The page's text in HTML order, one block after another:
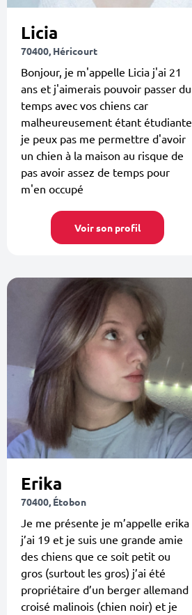
Licia
70400, Héricourt
Bonjour, je m'appelle Licia j'ai 21
ans et j'aimerais pouvoir passer du
temps avec vos chiens car
malheureusement étant étudiante
je peux pas me permettre d'avoir
un chien à la maison au risque de
pas avoir assez de temps pour
m'en occupé
Voir son profil
Erika
70400, Étobon
Je me présente je m’appelle erika
j’ai 19 et je suis une grande amie
des chiens que ce soit petit ou
gros (surtout les gros) j’ai été
propriétaire d’un berger allemand
croisé malinois (chien noir) et je